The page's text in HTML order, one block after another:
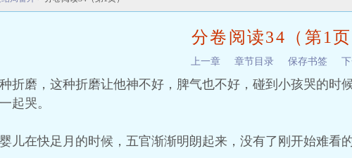
分卷阅读34（第1页
上一章 章节目录 保存书签
折磨，这种折磨让他神不好，脾气也不好，碰到小孩哭的时
起哭。
儿在快足月的时候，五官渐渐明朗起来，没有了刚开始难看